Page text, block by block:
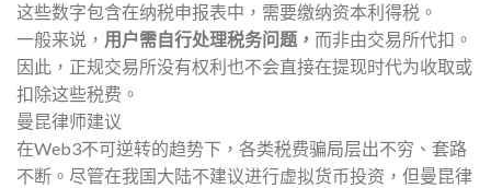
这些数字包含在纳税申报表中，需要缴纳资本利得税。
一般来说， 用户需自行处理税务问题， 而非由交易所代扣。
因此，正规交易所没有权利也不会直接在提现时代为收取或
扣除这些税费。
曼昆律师建议
在Web3不可逆转的趋势下，各类税费骗局层出不穷、套路
不断。尽管在我国大陆不建议进行虚拟货币投资，但曼昆律